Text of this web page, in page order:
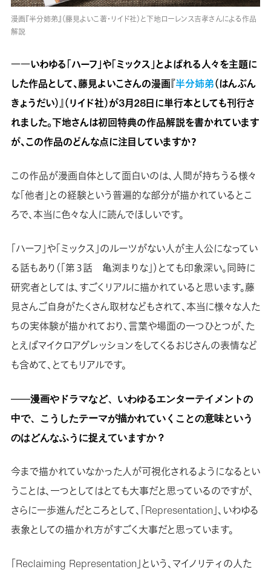
漫画『半分姉弟』（藤見よいこ著・リイド社）と下地ローレンス吉孝さんによる作品
解説
――いわゆる「ハーフ」や「ミックス」とよばれる人々を主題に
した作品として、藤見よいこさんの漫画『半分姉弟（はんぶん
きょうだい）』（リイド社）が3月28日に単行本としても刊行さ
れました。下地さんは初回特典の作品解説を書かれています
が、この作品のどんな点に注目していますか？
この作品が漫画自体として面白いのは、人間が持ちうる様々
な「他者」との経験という普遍的な部分が描かれているとこ
ろで、本当に色々な人に読んでほしいです。
「ハーフ」や「ミックス」のルーツがない人が主人公になってい
る話もあり（「第３話 亀渕まりな」）とても印象深い。同時に
研究者としては、すごくリアルに描かれていると思います。藤
見さんご自身がたくさん取材などもされて、本当に様々な人た
ちの実体験が描かれており、言葉や場面の一つひとつが、た
とえばマイクロアグレッションをしてくるおじさんの表情など
も含めて、とてもリアルです。
――漫画やドラマなど、いわゆるエンターテイメントの
中で、こうしたテーマが描かれていくことの意味という
のはどんなふうに捉えていますか？
今まで描かれていなかった人が可視化されるようになるとい
うことは、一つとしてはとても大事だと思っているのですが、
さらに一歩進んだところとして、「Representation」、いわゆる
表象としての描かれ方がすごく大事だと思っています。
「Reclaiming Representation」という、マイノリティの人た